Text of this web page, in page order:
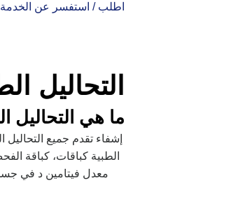
اطلب / استفسر عن الخدمة
التحاليل
ما هي التحاليل
إشفاء تقدم جميع
الطبية كباقات، كباقة
معدل فيتامين د في